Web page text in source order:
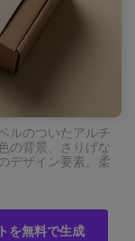
ルのついたアルチ
の背景、さりげな
デザイン要素。柔
を無料で生成